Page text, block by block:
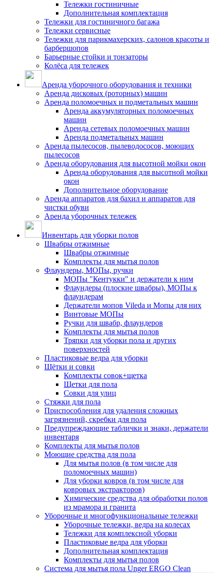
Тележки гостиничные
Дополнительная комплектация
Тележки для гостиничного багажа
Тележки сервисные
Тележки для парикмахерских, салонов красоты и
барбершопов
Барьерные стойки и тонзаторы
Колёса для тележек
Аренда уборочного оборудования и техники
Аренда дисковых (роторных) машин
Аренда поломоечных и подметальных машин
Аренда аккумуляторных поломоечных
машин
Аренда сетевых поломоечных машин
Аренда подметальных машин
Аренда пылесосов, пылеводососов, моющих
пылесосов
Аренда оборудования для высотной мойки окон
Аренда оборудования для высотной мойки
окон
Дополнительное оборудование
Аренда аппаратов для бахил и аппаратов для
чистки обуви
Аренда уборочных тележек
Инвентарь для уборки полов
Швабры отжимные
Швабры отжимные
Комплекты для мытья полов
Флаундеры, МОПы, ручки
МОПы "Кентукки" и держатели к ним
Флаундеры (плоские швабры), МОПы к
флаундерам
Держатели мопов Vileda и Мопы для них
Винтовые МОПы
Ручки для швабр, флаундеров
Комплекты для мытья полов
Тряпки для уборки пола и других
поверхностей
Пластиковые ведра для уборки
Щётки и совки
Комплекты совок+щетка
Щетки для пола
Совки для улиц
Стяжки для пола
Приспособления для удаления сложных
загрязнений, скребки для пола
Предупреждающие таблички и знаки, держатели
инвентаря
Комплекты для мытья полов
Моющие средства для пола
Для мытья полов (в том числе для
поломоечных машин)
Для уборки ковров (в том числе для
ковровых экстракторов)
Химические средства для обработки полов
из мрамора и гранита
Уборочные и многофункциональные тележки
Уборочные тележки, ведра на колесах
Тележки для комплексной уборки
Пластиковые ведра для уборки
Дополнительная комплектация
Комплекты для мытья полов
Система для мытья пола Unger ERGO Clean